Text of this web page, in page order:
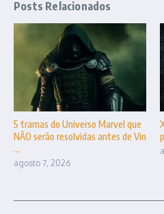
Posts Relacionados
5 tramas do Universo Marvel que
NÃO serão resolvidas antes de Vin
...
agosto 7, 2026